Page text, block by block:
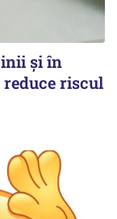
și în
riscul